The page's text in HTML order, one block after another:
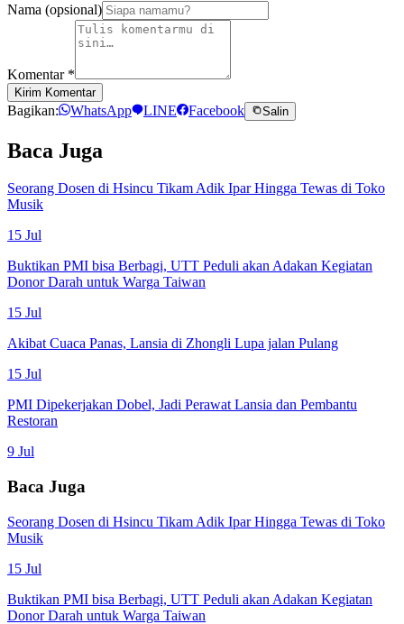
Nama (opsional)
Komentar *
Kirim Komentar
Bagikan: WhatsApp LINE Facebook Salin
Baca Juga
Seorang Dosen di Hsincu Tikam Adik Ipar Hingga Tewas di Toko
Musik
15 Jul
Buktikan PMI bisa Berbagi, UTT Peduli akan Adakan Kegiatan
Donor Darah untuk Warga Taiwan
15 Jul
Akibat Cuaca Panas, Lansia di Zhongli Lupa jalan Pulang
15 Jul
PMI Dipekerjakan Dobel, Jadi Perawat Lansia dan Pembantu
Restoran
9 Jul
Baca Juga
Seorang Dosen di Hsincu Tikam Adik Ipar Hingga Tewas di Toko
Musik
15 Jul
Buktikan PMI bisa Berbagi, UTT Peduli akan Adakan Kegiatan
Donor Darah untuk Warga Taiwan